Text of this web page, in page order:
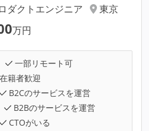
ダクトエンジニア
東京
万円
一部リモート可
籍者歓迎
B2Cのサービスを運営
B2Bのサービスを運営
CTOがいる